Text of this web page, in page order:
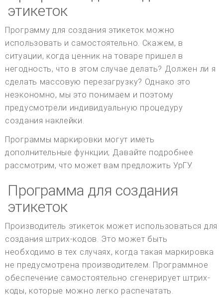
этикеток
Программу для создания этикеток можно
использовать и самостоятельно. Скажем, в
ситуации, когда ценник на товаре пришел в
негодность, что в этом случае делать? Должен ли я
сделать массовую перезагрузку? Однако это
неэкономно, мы это понимаем и поэтому
предусмотрели индивидуальную процедуру
создания наклейки.
Программы маркировки могут иметь
дополнительные функции; Давайте подробнее
рассмотрим, что может вам предложить УрГУ.
Программа для создания
этикеток
Производитель этикеток может использоваться для
создания штрих-кодов. Это может быть
необходимо в тех случаях, когда такая маркировка
не предусмотрена производителем. Программное
обеспечение самостоятельно сгенерирует штрих-
коды, которые можно легко распечатать.